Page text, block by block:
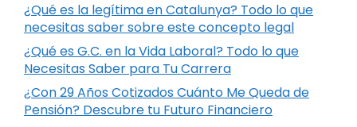
¿Qué es la legítima en Catalunya? Todo lo que
necesitas saber sobre este concepto legal
¿Qué es G.C. en la Vida Laboral? Todo lo que
Necesitas Saber para Tu Carrera
¿Con 29 Años Cotizados Cuánto Me Queda de
Pensión? Descubre tu Futuro Financiero